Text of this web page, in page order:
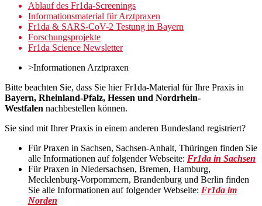
Ablauf des Fr1da-Screenings
Informationsmaterial für Arztpraxen
Fr1da & SARS-CoV-2 Testung in Bayern
Forschungsprojekte
Fr1da Science Newsletter
>Informationen Arztpraxen
Bitte beachten Sie, dass Sie hier Fr1da-Material für Ihre Praxis in
Bayern, Rheinland-Pfalz, Hessen und Nordrhein-
Westfalen nachbestellen können.
Sie sind mit Ihrer Praxis in einem anderen Bundesland registriert?
Für Praxen in Sachsen, Sachsen-Anhalt, Thüringen finden Sie
alle Informationen auf folgender Webseite: Fr1da in Sachsen
Für Praxen in Niedersachsen, Bremen, Hamburg,
Mecklenburg-Vorpommern, Brandenburg und Berlin finden
Sie alle Informationen auf folgender Webseite: Fr1da im
Norden